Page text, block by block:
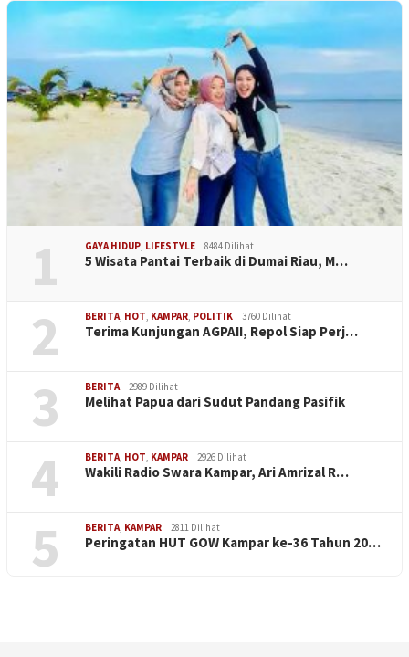
1 GAYA HIDUP, LIFESTYLE 8484 Dilihat
5 Wisata Pantai Terbaik di Dumai Riau, M…
2 BERITA, HOT, KAMPAR, POLITIK 3760 Dilihat
Terima Kunjungan AGPAII, Repol Siap Perj…
3 BERITA 2989 Dilihat
Melihat Papua dari Sudut Pandang Pasifik
4 BERITA, HOT, KAMPAR 2926 Dilihat
Wakili Radio Swara Kampar, Ari Amrizal R…
5 BERITA, KAMPAR 2811 Dilihat
Peringatan HUT GOW Kampar ke-36 Tahun 20…